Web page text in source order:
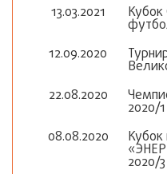
13.03.2021
12.09.2020
22.08.2020
2020/1
08.08.2020
2020/3